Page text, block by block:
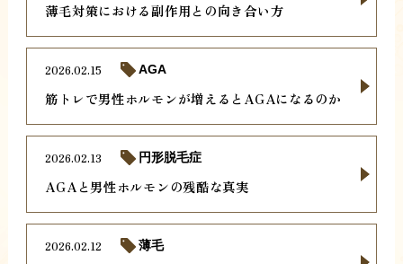
薄毛対策における副作用との向き合い方
筋トレで男性ホルモンが増えるとAGAになるのか
2026.02.15 AGA
AGAと男性ホルモンの残酷な真実
2026.02.13 円形脱毛症
2026.02.12 薄毛